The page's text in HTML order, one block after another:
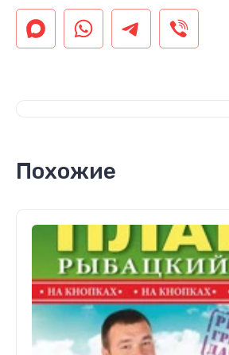
Похожие